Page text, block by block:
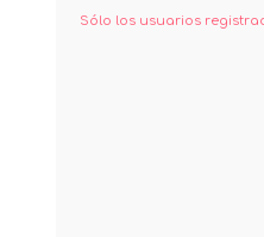
Sólo los usuarios